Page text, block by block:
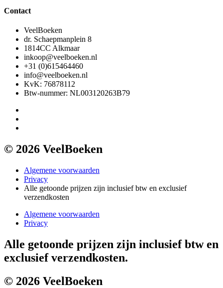
Contact
VeelBoeken
dr. Schaepmanplein 8
1814CC Alkmaar
inkoop@veelboeken.nl
+31 (0)615464460
info@veelboeken.nl
KvK: 76878112
Btw-nummer: NL003120263B79
© 2026 VeelBoeken
Algemene voorwaarden
Privacy
Alle getoonde prijzen zijn inclusief btw en exclusief
verzendkosten
Algemene voorwaarden
Privacy
Alle getoonde prijzen zijn inclusief btw en
exclusief verzendkosten.
© 2026 VeelBoeken